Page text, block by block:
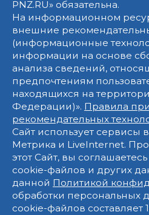
PNZ.RU» обязательна.
На информационном
внешние
(информационные
информации на основе
анализа сведений,
предпочтениям
находящихся на
Федерации)». Правила
рекомендательных
Сайт использует сервисы
Метрика и LiveInternet.
этот Сайт, вы
cookie-файлов и других
данной Политикой
обработки персональных
cookie-файлов составляет